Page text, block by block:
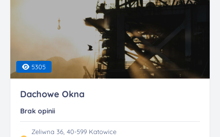
5305
Dachowe Okna
Brak opinii
Zeliwna 36, 40-599 Katowice